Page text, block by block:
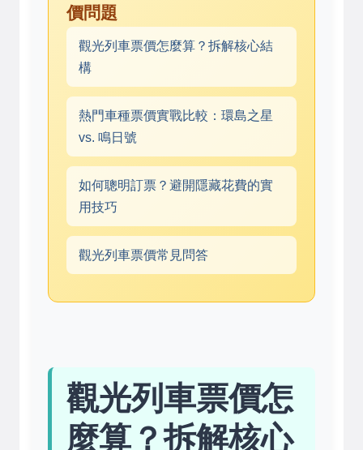
價問題
觀光列車票價怎麼算？拆解核心結
構
熱門車種票價實戰比較：環島之星
vs. 鳴日號
如何聰明訂票？避開隱藏花費的實
用技巧
觀光列車票價常見問答
觀光列車票價怎
麼算？拆解核心